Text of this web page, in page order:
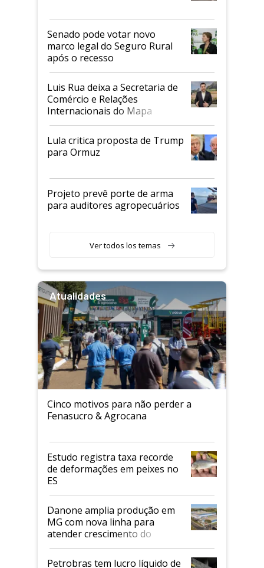
Senado pode votar novo
marco legal do Seguro Rural
após o recesso
Luis Rua deixa a Secretaria de
Comércio e Relações
Internacionais do Mapa
Lula critica proposta de Trump
para Ormuz
Projeto prevê porte de arma
para auditores agropecuários
Ver todos los temas
Atualidades
Cinco motivos para não perder a
Fenasucro & Agrocana
Estudo registra taxa recorde
de deformações em peixes no
ES
Danone amplia produção em
MG com nova linha para
atender crescimento do
mercado de alimentos
proteicos
Petrobras tem lucro líquido de